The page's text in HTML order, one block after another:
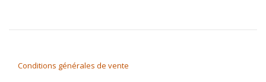
Conditions générales de vente